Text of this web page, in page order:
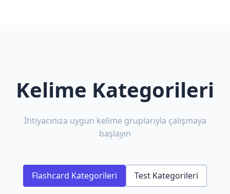
Kelime Kategorileri
İhtiyacınıza uygun kelime gruplarıyla çalışmaya
başlayın
Flashcard Kategorileri Test Kategorileri